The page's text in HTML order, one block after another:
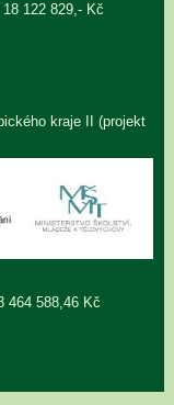
122 829,- Kč
kraje II (projekt
464 588,46 Kč